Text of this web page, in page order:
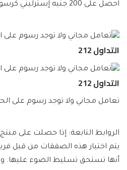
احصل على 200 جنيه إسترليني كرسوم تداول
التداول 212
التداول 212
تعامل مجاني ولا توجد رسوم على
الروابط التابعة: إذا حصلت على
يتم اختيار هذه الصفقات من قبل فريق
أنها تستحق تسليط الضوء عليها.